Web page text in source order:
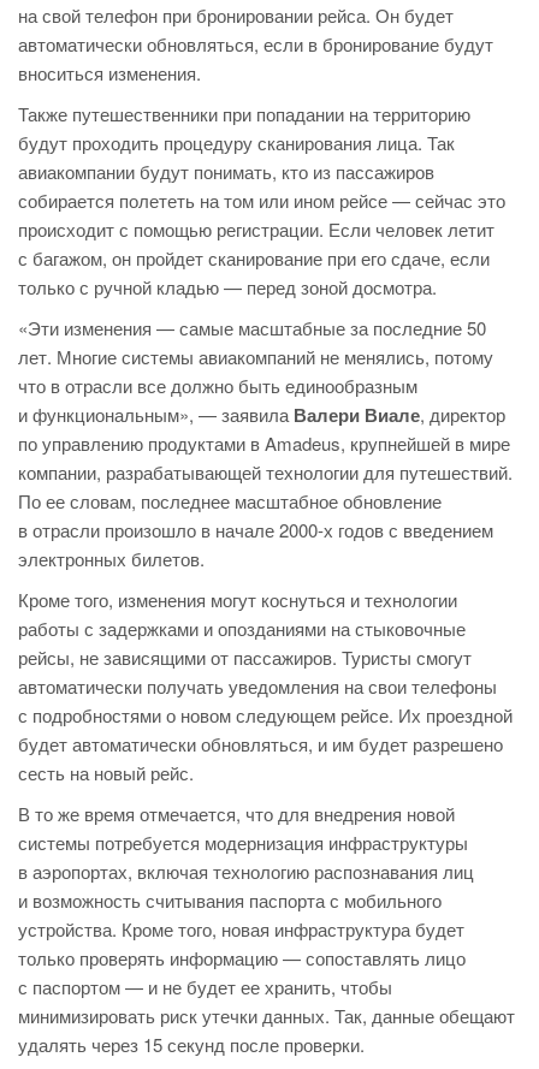
на свой телефон при бронировании рейса. Он будет
автоматически обновляться, если в бронирование будут
вноситься изменения.
Также путешественники при попадании на территорию
будут проходить процедуру сканирования лица. Так
авиакомпании будут понимать, кто из пассажиров
собирается полететь на том или ином рейсе — сейчас это
происходит с помощью регистрации. Если человек летит
с багажом, он пройдет сканирование при его сдаче, если
только с ручной кладью — перед зоной досмотра.
«Эти изменения — самые масштабные за последние 50
лет. Многие системы авиакомпаний не менялись, потому
что в отрасли все должно быть единообразным
и функциональным», — заявила Валери Виале, директор
по управлению продуктами в Amadeus, крупнейшей в мире
компании, разрабатывающей технологии для путешествий.
По ее словам, последнее масштабное обновление
в отрасли произошло в начале 2000-х годов с введением
электронных билетов.
Кроме того, изменения могут коснуться и технологии
работы с задержками и опозданиями на стыковочные
рейсы, не зависящими от пассажиров. Туристы смогут
автоматически получать уведомления на свои телефоны
с подробностями о новом следующем рейсе. Их проездной
будет автоматически обновляться, и им будет разрешено
сесть на новый рейс.
В то же время отмечается, что для внедрения новой
системы потребуется модернизация инфраструктуры
в аэропортах, включая технологию распознавания лиц
и возможность считывания паспорта с мобильного
устройства. Кроме того, новая инфраструктура будет
только проверять информацию — сопоставлять лицо
с паспортом — и не будет ее хранить, чтобы
минимизировать риск утечки данных. Так, данные обещают
удалять через 15 секунд после проверки.